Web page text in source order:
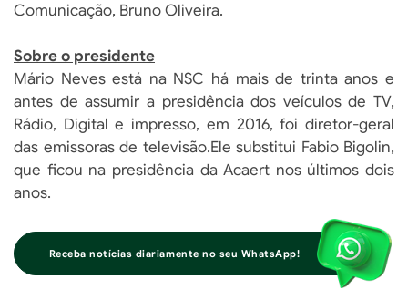
Comunicação, Bruno Oliveira.
Sobre o presidente
Mário Neves está na NSC há mais de trinta anos e
antes de assumir a presidência dos veículos de TV,
Rádio, Digital e impresso, em 2016, foi diretor-geral
das emissoras de televisão.Ele substitui Fabio Bigolin,
que ficou na presidência da Acaert nos últimos dois
anos.
Receba notícias diariamente no seu WhatsApp!